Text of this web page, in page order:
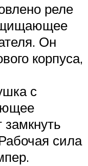
реле
Он
корпуса,
с
сила